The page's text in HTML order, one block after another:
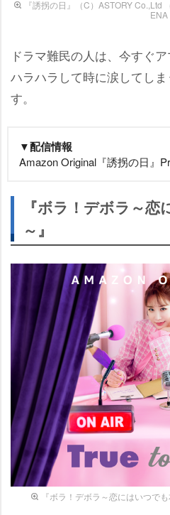
『誘拐の日』（C）ASTORY Co.,Ltd
ENA
ドラマ難民の人は、今すぐ
ハラハラして時に涙してし
す。
▼配信情報
Amazon Original『誘拐の日』
『ボラ！デボラ～
～』
『ボラ！デボラ～恋にはいつで